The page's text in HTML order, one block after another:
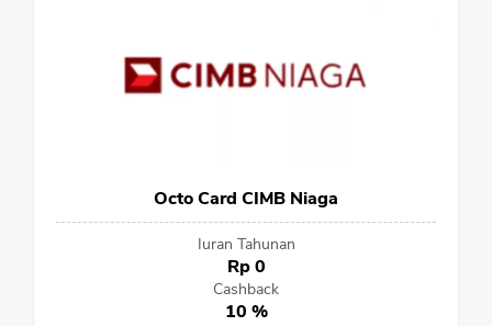
Octo Card CIMB Niaga
Iuran Tahunan
Rp 0
Cashback
10 %